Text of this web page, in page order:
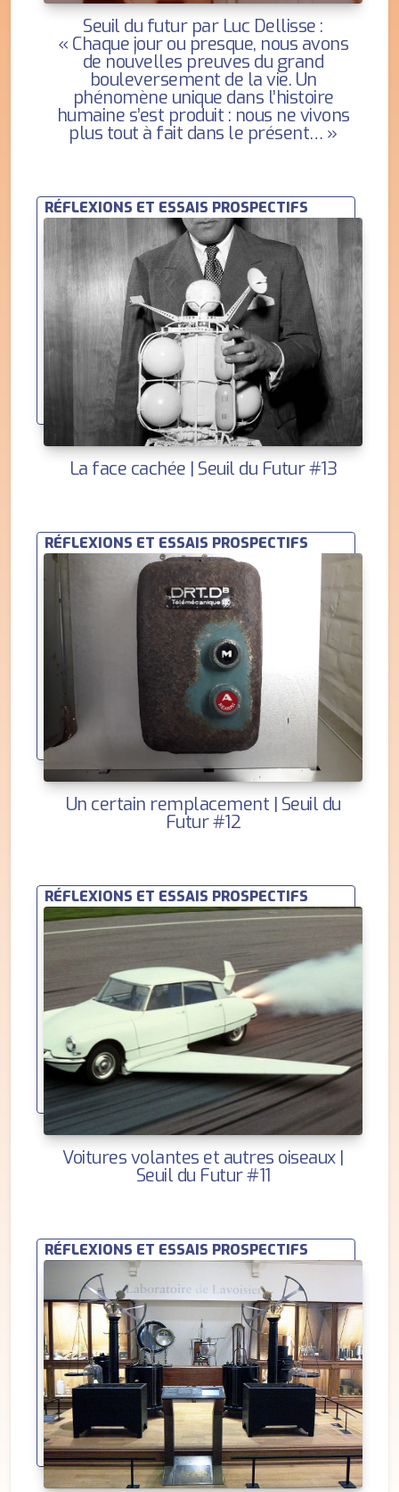
Seuil du futur par Luc Dellisse :
« Chaque jour ou presque, nous avons
de nouvelles preuves du grand
bouleversement de la vie. Un
phénomène unique dans l’histoire
humaine s’est produit : nous ne vivons
plus tout à fait dans le présent… »
RÉFLEXIONS ET ESSAIS PROSPECTIFS
La face cachée | Seuil du Futur #13
RÉFLEXIONS ET ESSAIS PROSPECTIFS
Un certain remplacement | Seuil du
Futur #12
RÉFLEXIONS ET ESSAIS PROSPECTIFS
Voitures volantes et autres oiseaux |
Seuil du Futur #11
RÉFLEXIONS ET ESSAIS PROSPECTIFS